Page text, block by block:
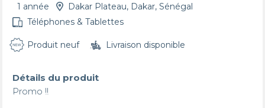
1 année
Dakar Plateau, Dakar, Sénégal
Téléphones & Tablettes
Produit neuf Livraison disponible
Détails du produit
Promo !!